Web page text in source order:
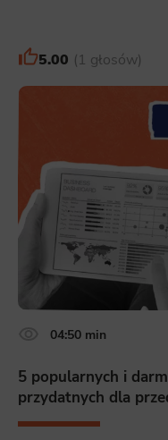
5.00 1 głosów
04:50 min
5 popularnych i
przydatnych dla